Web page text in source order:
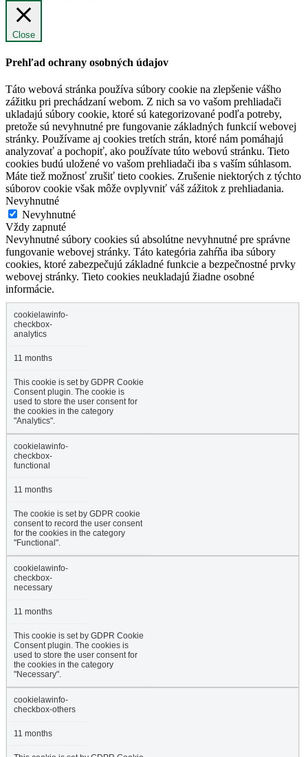
Close
Prehľad ochrany osobných údajov
Táto webová stránka používa súbory cookie na zlepšenie vášho
zážitku pri prechádzaní webom. Z nich sa vo vašom prehliadači
ukladajú súbory cookie, ktoré sú kategorizované podľa potreby,
pretože sú nevyhnutné pre fungovanie základných funkcií webovej
stránky. Používame aj cookies tretích strán, ktoré nám pomáhajú
analyzovať a pochopiť, ako používate túto webovú stránku. Tieto
cookies budú uložené vo vašom prehliadači iba s vaším súhlasom.
Máte tiež možnosť zrušiť tieto cookies. Zrušenie niektorých z týchto
súborov cookie však môže ovplyvniť váš zážitok z prehliadania.
Nevyhnutné
Nevyhnutné
Vždy zapnuté
Nevyhnutné súbory cookies sú absolútne nevyhnutné pre správne
fungovanie webovej stránky. Táto kategória zahŕňa iba súbory
cookies, ktoré zabezpečujú základné funkcie a bezpečnostné prvky
webovej stránky. Tieto cookies neukladajú žiadne osobné
informácie.
cookielawinfo-
checkbox-
analytics
11 months
This cookie is set by GDPR Cookie
Consent plugin. The cookie is
used to store the user consent for
the cookies in the category
"Analytics".
cookielawinfo-
checkbox-
functional
11 months
The cookie is set by GDPR cookie
consent to record the user consent
for the cookies in the category
"Functional".
cookielawinfo-
checkbox-
necessary
11 months
This cookie is set by GDPR Cookie
Consent plugin. The cookies is
used to store the user consent for
the cookies in the category
"Necessary".
cookielawinfo-
checkbox-others
11 months